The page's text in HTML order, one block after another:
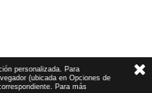
personalizada. Para
(ubicada en Opciones de
Para más